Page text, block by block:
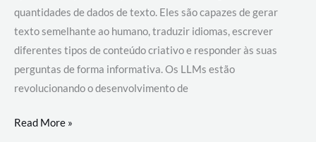
quantidades de dados de texto. Eles são capazes de gerar
texto semelhante ao humano, traduzir idiomas, escrever
diferentes tipos de conteúdo criativo e responder às suas
perguntas de forma informativa. Os LLMs estão
revolucionando o desenvolvimento de
Large
Read More »